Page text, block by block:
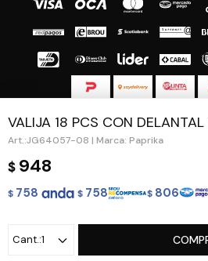
VALIJA 18 PCS CON
JG64057-08 | Marca: Paprika
$ 948
$ 758 $ 758 $ 806
1
© Copyright 2026 / Guapa - Paprika